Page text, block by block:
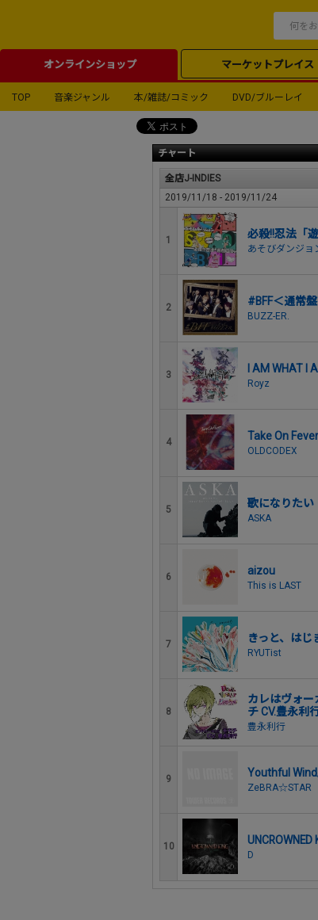
オンラインショップ マーケットプレイス
TOP 音楽ジャンル 本/雑誌/コミック DVD/ブルーレイ
チャート
全店J-INDIES
2019/11/18 - 2019/11/24
1 必殺!!忍法「
あそびダンジョ
2 #BFF＜通常
BUZZ-ER.
3 I AM WHAT I
Royz
4 Take On
OLDCODEX
5 歌になりたい
ASKA
6 aizou
This is LAST
7 きっと、はじ
RYUTist
8
カレはヴォー
チ CV.豊永利
豊永利行
9 Youthful
ZeBRA☆STAR
10
D